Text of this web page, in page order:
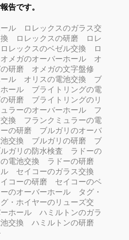
告です。
ル
ロレックスのガラス交
ロレックスの研磨
ロレ
ロレックスのベゼル交換
ロ
オメガのオーバーホール
オ
研磨
オメガの文字盤修
ル オリスの電池交換
ブ
ール
ブライトリングの電
研磨
ブライトリングのリ
ラーのオーバーホール
フ
換
フランクミュラーの電
の研磨
ブルガリのオーバ
交換 ブルガリの研磨
ブ
ガリの防水検査
ラドーの
電池交換
ラドーの研磨
セイコーのガラス交換
コーの研磨
セイコーのベ
のオーバーホール
タグ・
・ホイヤーのリューズ交
ホール
ハミルトンのガラ
交換
ハミルトンの研磨